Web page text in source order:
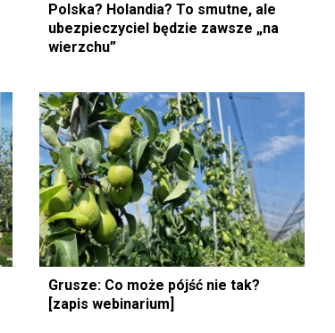
Polska? Holandia? To smutne, ale
ubezpieczyciel będzie zawsze „na
wierzchu”
Grusze: Co może pójść nie tak?
[zapis webinarium]